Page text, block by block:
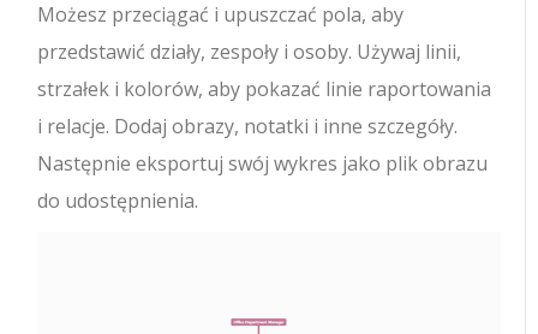
Możesz przeciągać i upuszczać pola, aby
przedstawić działy, zespoły i osoby. Używaj linii,
strzałek i kolorów, aby pokazać linie raportowania
i relacje. Dodaj obrazy, notatki i inne szczegóły.
Następnie eksportuj swój wykres jako plik obrazu
do udostępnienia.